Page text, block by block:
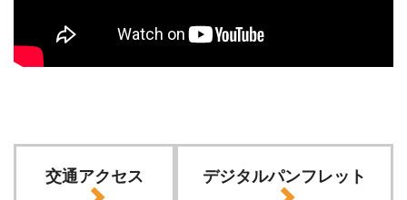
交通アクセス デジタルパンフレット